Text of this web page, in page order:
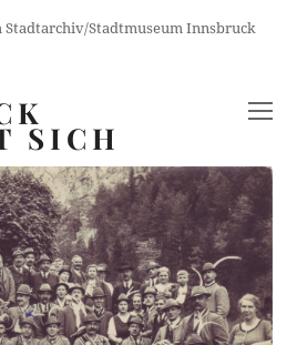
Stadtarchiv/Stadtmuseum Innsbruck
SICH